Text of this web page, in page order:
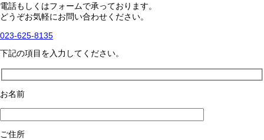
電話もしくはフォームで承っております。
どうぞお気軽にお問い合わせください。
023-625-8135
下記の項目を入力してください。
お名前
ご住所